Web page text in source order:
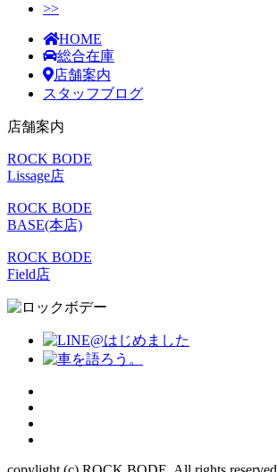
>>
HOME
総合在庫
店舗案内
スタッフブログ
店舗案内
ROCK BODE
Lissage店
ROCK BODE
BASE(本店)
ROCK BODE
Field店